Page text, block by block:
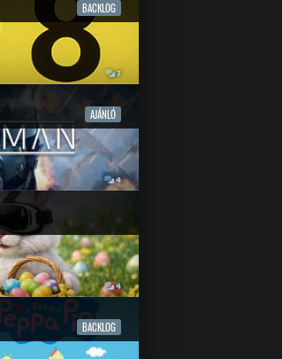
BACKLOG
7
AJÁNLÓ
4
4
BACKLOG